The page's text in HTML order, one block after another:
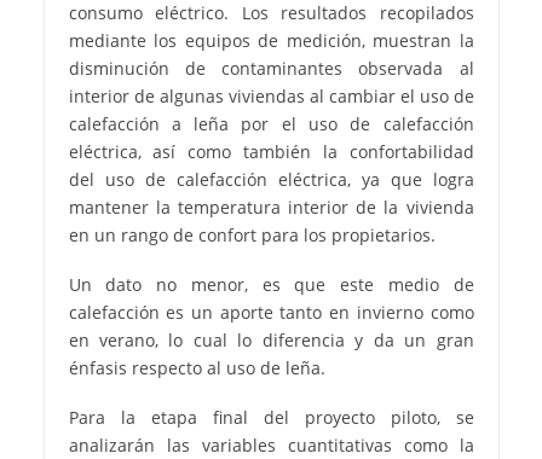
consumo eléctrico. Los resultados recopilados
mediante los equipos de medición, muestran la
disminución de contaminantes observada al
interior de algunas viviendas al cambiar el uso de
calefacción a leña por el uso de calefacción
eléctrica, así como también la confortabilidad
del uso de calefacción eléctrica, ya que logra
mantener la temperatura interior de la vivienda
en un rango de confort para los propietarios.
Un dato no menor, es que este medio de
calefacción es un aporte tanto en invierno como
en verano, lo cual lo diferencia y da un gran
énfasis respecto al uso de leña.
Para la etapa final del proyecto piloto, se
analizarán las variables cuantitativas como la